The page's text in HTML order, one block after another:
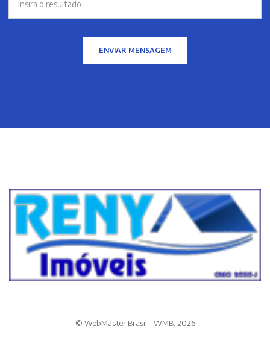
ENVIAR MENSAGEM
© WebMaster Brasil - WMB. 2026